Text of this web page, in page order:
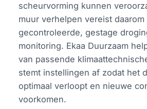
scheurvorming kunnen
muur verhelpen vereist daarom
gecontroleerde, gestage
monitoring. Ekaa Duurzaam
van passende
stemt instellingen af zodat het
optimaal verloopt en nieuwe
voorkomen.